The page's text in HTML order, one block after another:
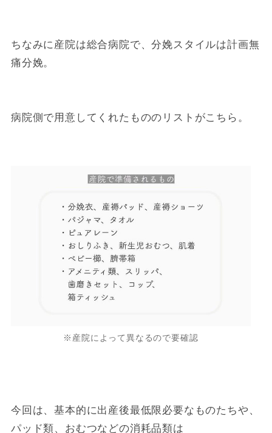
ちなみに産院は総合病院で、分娩スタイルは計画無
痛分娩。
病院側で用意してくれたもののリストがこちら。
※産院によって異なるので要確認
今回は、基本的に出産後最低限必要なものたちや、
パッド類、おむつなどの消耗品類は